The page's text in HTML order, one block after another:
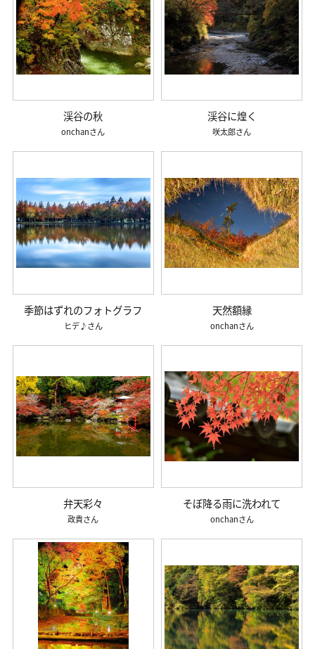
渓谷の秋
onchan
渓谷に煌く
咲太郎
季節はずれのフォトグラフ
ヒデ♪
天然額縁
onchan
弁天彩々
政貴
そぼ降る雨に洗われて
onchan